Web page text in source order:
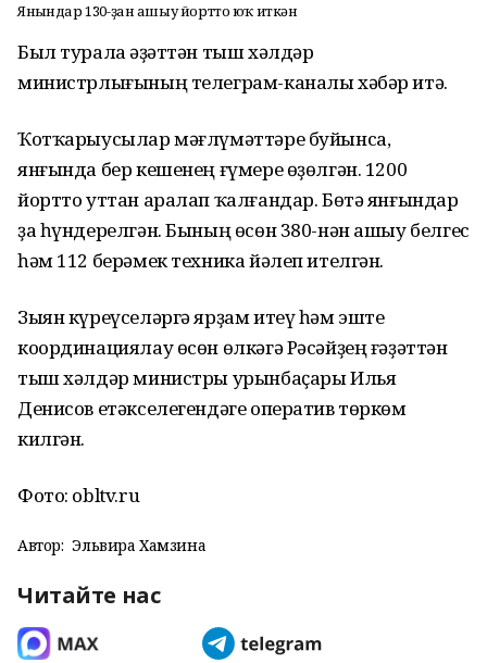
Янғындар 130-ҙан ашыу йортто юҡ иткән
Был турала Ғәҙәттән тыш хәлдәр
министрлығының телеграм-каналы хәбәр итә.
Ҡотҡарыусылар мәғлүмәттәре буйынса,
янғында бер кешенең ғүмере өҙөлгән. 1200
йортто уттан аралап ҡалғандар. Бөтә янғындар
ҙа һүндерелгән. Бының өсөн 380-нән ашыу белгес
һәм 112 берәмек техника йәлеп ителгән.
Зыян күреүселәргә ярҙам итеү һәм эште
координациялау өсөн өлкәгә Рәсәйҙең ғәҙәттән
тыш хәлдәр министры урынбаҫары Илья
Денисов етәкселегендәге оператив төркөм
килгән.
Фото: obltv.ru
Автор: Эльвира Хамзина
Читайте нас